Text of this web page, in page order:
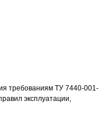
требованиям ТУ 7440-001-
эксплуатации,